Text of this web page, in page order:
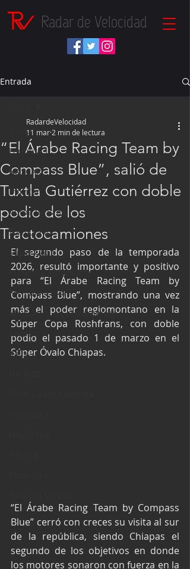
Radar de Velocidad
Entrada
Inicio
Fórmula 1
NASCAR
IndyCar
Autos Turismo
Fórmula E
Súper Copa
Industria Automotriz
Fórmula 4 (F4)
Mexicanos en el extranjero
Kartismo
Rally
“El Árabe Racing Team by
Compass Blue”, salió de
Tuxtla Gutiérrez con doble
podio de los
Tractocamiones
RadardeVelocidad
11 mar 2 min de lectura
El segundo paso de la temporada
2026, resultó importante y positivo
para “El Árabe Racing Team by
Compass Blue”, mostrando una vez
más el poder regiomontano en la
Súper Copa Roshfrans, con doble
podio el pasado 1 de marzo en el
Súper Óvalo Chiapas.
“El Árabe Racing Team by Compass
Blue” cerró con creces su visita al sur
de la república, siendo Chiapas el
segundo de los objetivos en donde
los motores sonaron con fuerza en la